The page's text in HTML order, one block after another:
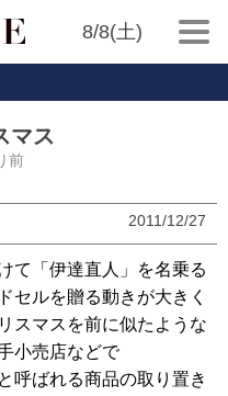
8/8(土)
マス
前
2011/12/27
て「伊達直人」を名乗る
セルを贈る動きが大きく
スマスを前に似たような
小売店などで
呼ばれる商品の取り置き